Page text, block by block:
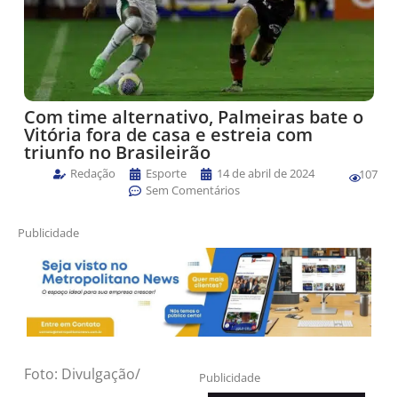
Com time alternativo, Palmeiras bate o
Vitória fora de casa e estreia com
triunfo no Brasileirão
Redação Esporte
14 de abril de 2024
Sem Comentários
107
Publicidade
Foto: Divulgação/
Publicidade